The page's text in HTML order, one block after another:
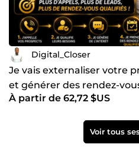
Digital_Closer
Je vais externaliser votre
et générer des rendez-
À partir de 62,72 $US
Voir tous